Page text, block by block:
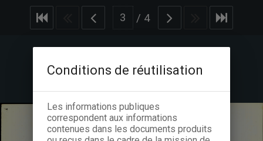
/ 4
Conditions de réutilisation
Les informations publiques
correspondent aux informations
contenues dans les documents produits